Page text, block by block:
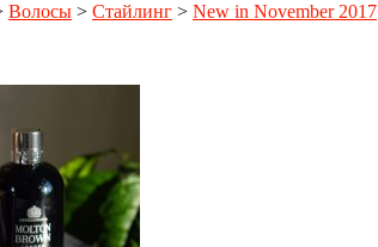
Волосы > Стайлинг > New in November 2017